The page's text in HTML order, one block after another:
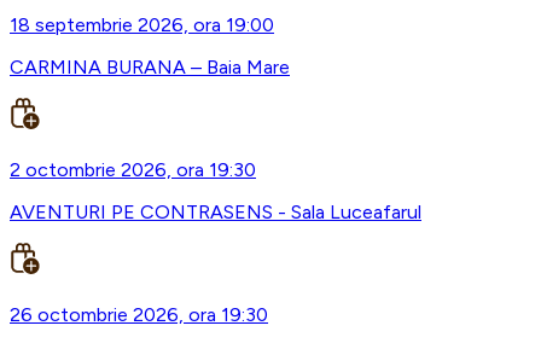
18 septembrie 2026, ora 19:00
CARMINA BURANA – Baia Mare
2 octombrie 2026, ora 19:30
AVENTURI PE CONTRASENS - Sala Luceafarul
26 octombrie 2026, ora 19:30